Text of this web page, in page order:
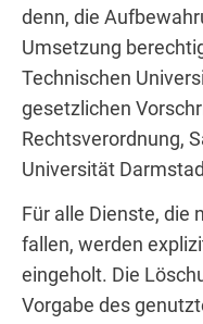
denn, die
Umsetzung
Technischen
gesetzlichen
Rechtsverordnung,
Universität
Für alle Dienste, die
fallen, werden
eingeholt. Die
Vorgabe des